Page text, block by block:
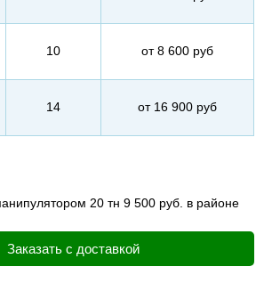
10 от 8 600 руб
14 от 16 900 руб
20 тн 9 500 руб. в районе
Заказать с доставкой